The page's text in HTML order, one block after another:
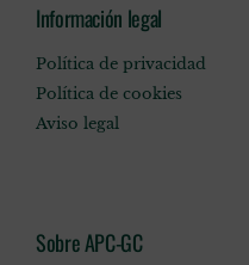
Información legal
Política de privacidad
Política de cookies
Aviso legal
Sobre APC-GC